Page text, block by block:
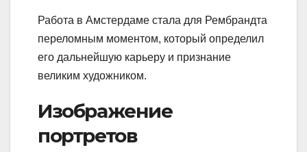
Работа в Амстердаме стала для Рембрандта
переломным моментом, который определил
его дальнейшую карьеру и признание
великим художником.
Изображение
портретов